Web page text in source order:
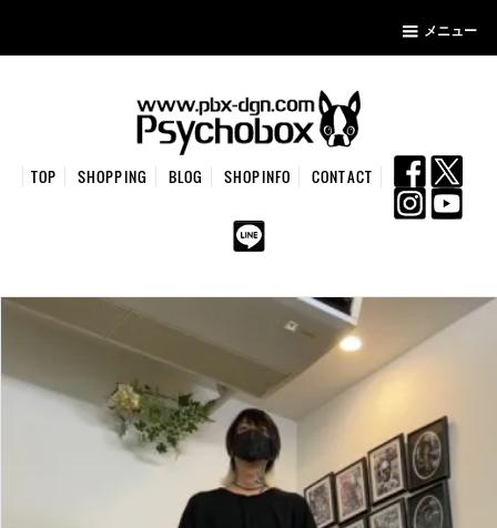
メニュー
TOP SHOPPING BLOG SHOPINFO CONTACT